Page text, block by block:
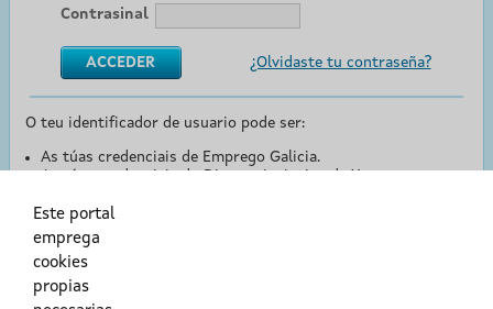
Contrasinal
¿Olvidaste tu contraseña?
O teu identificador de usuario pode ser:
As túas credenciais de Emprego Galicia.
O teu DNI ou o teu NIE.
Este portal
emprega
cookies
propias